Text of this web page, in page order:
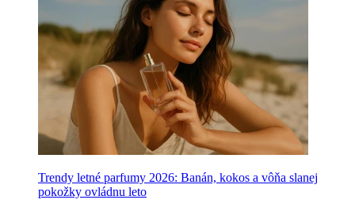
Trendy letné parfumy 2026: Banán, kokos a vôňa slanej
pokožky ovládnu leto